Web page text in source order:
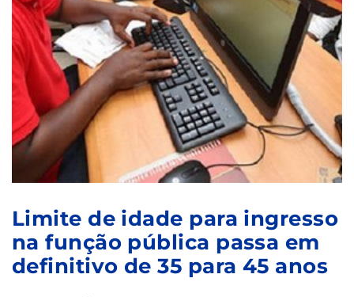
Limite de idade para ingresso
na função pública passa em
definitivo de 35 para 45 anos